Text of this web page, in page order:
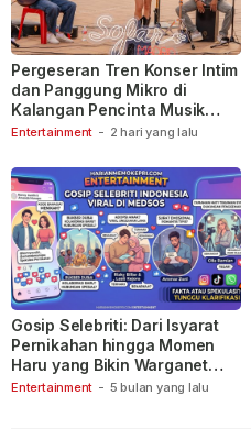
Entertainment - 2 hari yang lalu
Pergeseran Tren Konser Intim
dan Panggung Mikro di
Kalangan Pencinta Musik
Indonesia
Entertainment - 5 bulan yang lalu
Gosip Selebriti: Dari Isyarat
Pernikahan hingga Momen
Haru yang Bikin Warganet
Berspekulasi